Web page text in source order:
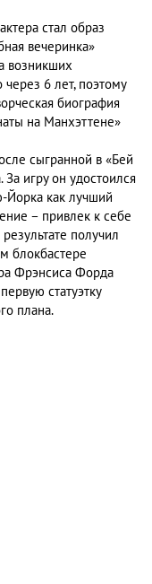
стал образ
вечеринка»
возникших
6 лет, поэтому
биография
на Манхэттене»
сыгранной в «Бей
игру он удостоился
Йорка как лучший
– привлек к себе
получил
блокбастере
Фрэнсиса Форда
статуэтку
плана.